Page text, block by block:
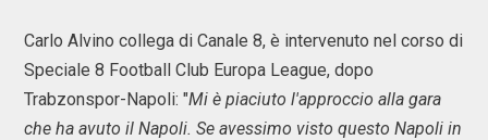
Carlo Alvino collega di Canale 8, è intervenuto nel corso di
Speciale 8 Football Club Europa League, dopo
Trabzonspor-Napoli: "Mi è piaciuto l'approccio alla gara
che ha avuto il Napoli. Se avessimo visto questo Napoli in